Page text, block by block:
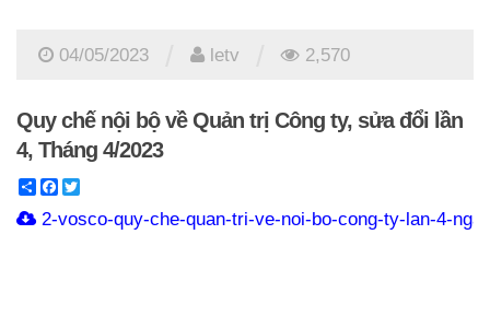
04/05/2023 letv 2,570
Quy chế nội bộ về Quản trị Công ty, sửa đổi lần
4, Tháng 4/2023
ShareFacebook
2-vosco-quy-che-quan-tri-ve-noi-bo-cong-ty-lan-4-